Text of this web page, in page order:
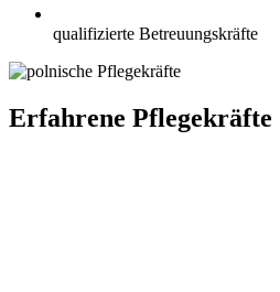
qualifizierte Betreuungskräfte
Erfahrene Pflegekräfte